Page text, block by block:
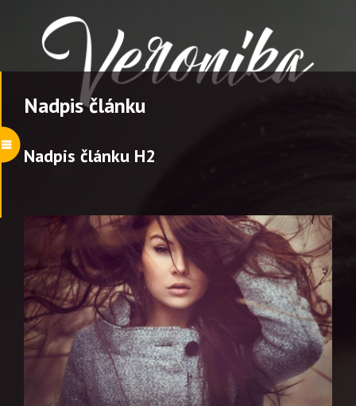
Nadpis článku
Nadpis článku H2